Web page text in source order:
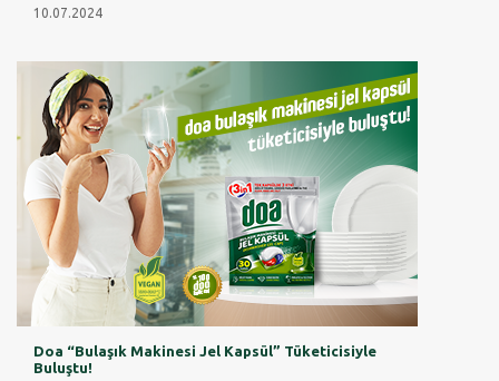
10.07.2024
Doa “Bulaşık Makinesi Jel Kapsül” Tüketicisiyle
Buluştu!